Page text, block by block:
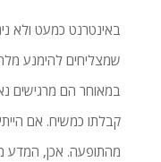
באינטרנט כמעט ולא
שמצליחים להימנע
במאוחר הם מרגישים
קבלתו כמשיח. אם
מהתופעה. אכן, המדע